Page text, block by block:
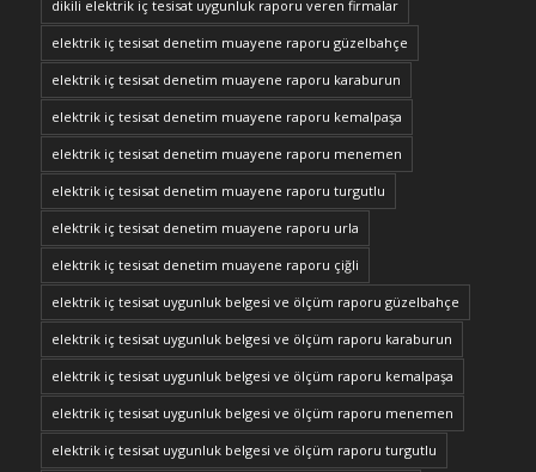
dikili elektrik iç tesisat uygunluk raporu veren firmalar
elektrik iç tesisat denetim muayene raporu güzelbahçe
elektrik iç tesisat denetim muayene raporu karaburun
elektrik iç tesisat denetim muayene raporu kemalpaşa
elektrik iç tesisat denetim muayene raporu menemen
elektrik iç tesisat denetim muayene raporu turgutlu
elektrik iç tesisat denetim muayene raporu urla
elektrik iç tesisat denetim muayene raporu çiğli
elektrik iç tesisat uygunluk belgesi ve ölçüm raporu güzelbahçe
elektrik iç tesisat uygunluk belgesi ve ölçüm raporu karaburun
elektrik iç tesisat uygunluk belgesi ve ölçüm raporu kemalpaşa
elektrik iç tesisat uygunluk belgesi ve ölçüm raporu menemen
elektrik iç tesisat uygunluk belgesi ve ölçüm raporu turgutlu